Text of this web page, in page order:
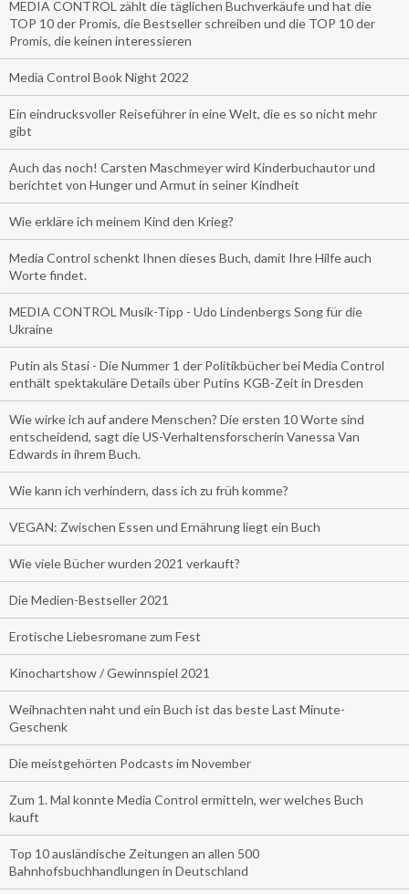
MEDIA CONTROL zählt die täglichen Buchverkäufe und hat die
TOP 10 der Promis, die Bestseller schreiben und die TOP 10 der
Promis, die keinen interessieren
Media Control Book Night 2022
Ein eindrucksvoller Reiseführer in eine Welt, die es so nicht mehr
gibt
Auch das noch! Carsten Maschmeyer wird Kinderbuchautor und
berichtet von Hunger und Armut in seiner Kindheit
Wie erkläre ich meinem Kind den Krieg?
Media Control schenkt Ihnen dieses Buch, damit Ihre Hilfe auch
Worte findet.
MEDIA CONTROL Musik-Tipp - Udo Lindenbergs Song für die
Ukraine
Putin als Stasi - Die Nummer 1 der Politikbücher bei Media Control
enthält spektakuläre Details über Putins KGB-Zeit in Dresden
Wie wirke ich auf andere Menschen? Die ersten 10 Worte sind
entscheidend, sagt die US-Verhaltensforscherin Vanessa Van
Edwards in ihrem Buch.
Wie kann ich verhindern, dass ich zu früh komme?
VEGAN: Zwischen Essen und Ernährung liegt ein Buch
Wie viele Bücher wurden 2021 verkauft?
Die Medien-Bestseller 2021
Erotische Liebesromane zum Fest
Kinochartshow / Gewinnspiel 2021
Weihnachten naht und ein Buch ist das beste Last Minute-
Geschenk
Die meistgehörten Podcasts im November
Zum 1. Mal konnte Media Control ermitteln, wer welches Buch
kauft
Top 10 ausländische Zeitungen an allen 500
Bahnhofsbuchhandlungen in Deutschland